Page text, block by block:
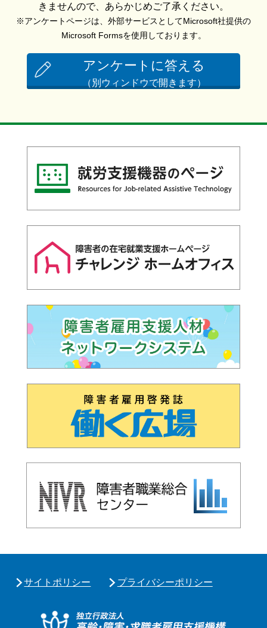
きませんので、あらかじめご了承ください。
※アンケートページは、外部サービスとしてMicrosoft社提供の
Microsoft Formsを使用しております。
アンケートに答える
（別ウィンドウで開きます）
サイトポリシー プライバシーポリシー